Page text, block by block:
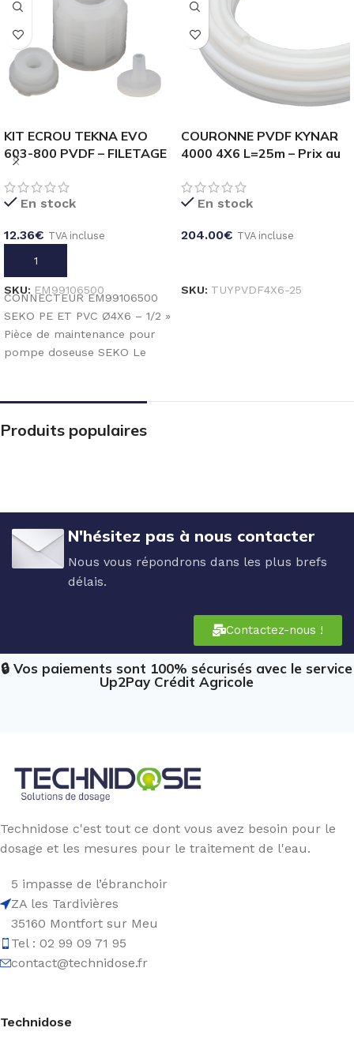
KIT ECROU TEKNA EVO
603-800 PVDF – FILETAGE
1/2 »- PE Ø 4X6
En stock
12.36€ TVA incluse
AJOUTER AU PANIER
SKU: EM99106500
CONNECTEUR EM99106500
SEKO PE ET PVC Ø4X6 – 1/2 »
Pièce de maintenance pour
pompe doseuse SEKO Le
COURONNE PVDF KYNAR
4000 4X6 L=25m – Prix au
En stock
204.00€ TVA incluse
SKU: TUYPVDF4X6-25
Produits populaires
N'hésitez pas à nous contacter
Nous vous répondrons dans les plus brefs
délais.
Contactez-nous !
🔒 Vos paiements sont 100% sécurisés avec le service
Up2Pay Crédit Agricole
Technidose c'est tout ce dont vous avez besoin pour le
dosage et les mesures pour le traitement de l'eau.
5 impasse de l’ébranchoir
ZA les Tardivières
35160 Montfort sur Meu
Tel : 02 99 09 71 95
contact@technidose.fr
Technidose